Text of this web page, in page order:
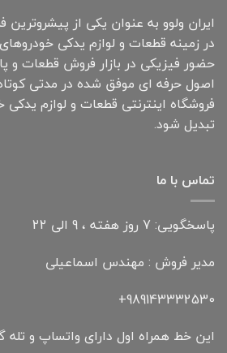
ایران ولوو به عنوان یکی از پیشروترین
در زمینه قطعات و لوازم یدکی
حضور فیزیکی در بازار فروش قطعات و
اصول حرفه ای موفق شده در مدتی
فروشگاه اینترنتی قطعات و لوازم
تبدیل شود.
تماس با ما
پاسخگویی: 7 روز هفته ، 9 الی 22
مدیر فروش : مهندس اسماعیلی
989143332530+
این خط همراه اول دارای واتساپ و تله